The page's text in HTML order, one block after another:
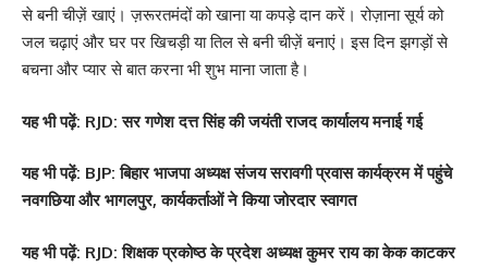
से बनी चीज़ें खाएं। ज़रूरतमंदों को खाना या कपड़े दान करें। रोज़ाना सूर्य को
जल चढ़ाएं और घर पर खिचड़ी या तिल से बनी चीज़ें बनाएं। इस दिन झगड़ों से
बचना और प्यार से बात करना भी शुभ माना जाता है।
यह भी पढ़ें: RJD: सर गणेश दत्त सिंह की जयंती राजद कार्यालय मनाई गई
यह भी पढ़ें: BJP: बिहार भाजपा अध्यक्ष संजय सरावगी प्रवास कार्यक्रम में पहुंचे
नवगछिया और भागलपुर, कार्यकर्ताओं ने किया जोरदार स्वागत
यह भी पढ़ें: RJD: शिक्षक प्रकोष्ठ के प्रदेश अध्यक्ष कुमर राय का केक काटकर